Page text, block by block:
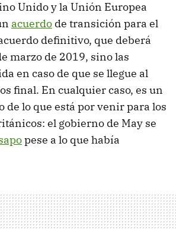
Unido y la Unión Europea
acuerdo de transición para el
definitivo, que deberá
marzo de 2019, sino las
en caso de que se llegue al
final. En cualquier caso, es un
de lo que está por venir para los
el gobierno de May se
pese a lo que había